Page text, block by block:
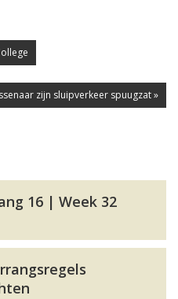
zijn sluipverkeer spuugzat »
16 | Week 32